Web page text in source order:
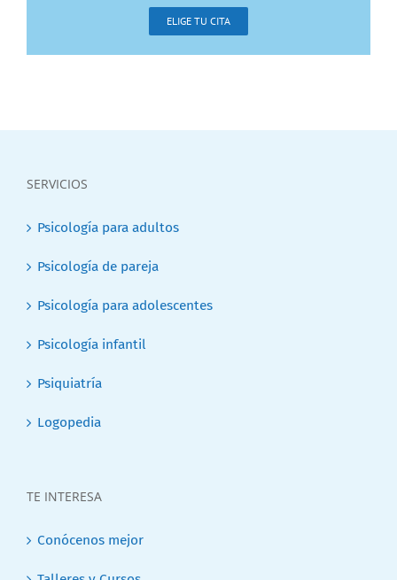
ELIGE TU CITA
SERVICIOS
Psicología para adultos
Psicología de pareja
Psicología para adolescentes
Psicología infantil
Psiquiatría
Logopedia
TE INTERESA
Conócenos mejor